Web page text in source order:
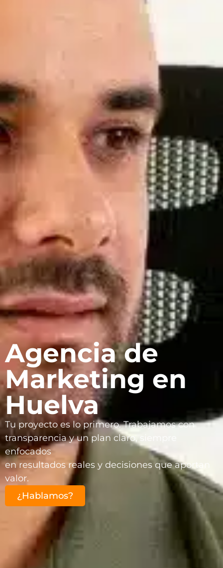
Agencia de
Marketing en
Huelva
Tu proyecto es lo primero. Trabajamos con
transparencia y un plan claro, siempre
enfocados
en resultados reales y decisiones que aportan
valor.
¿Hablamos?